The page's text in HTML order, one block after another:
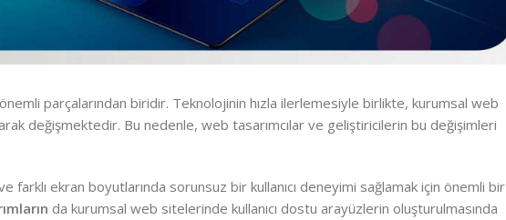
parçalarından biridir. Teknolojinin hızla ilerlemesiyle birlikte, kurumsal web
değişmektedir. Bu nedenle, web tasarımcılar ve geliştiricilerin bu değişimleri
farklı ekran boyutlarında sorunsuz bir kullanıcı deneyimi sağlamak için önemli bir
da kurumsal web sitelerinde kullanıcı dostu arayüzlerin oluşturulmasında